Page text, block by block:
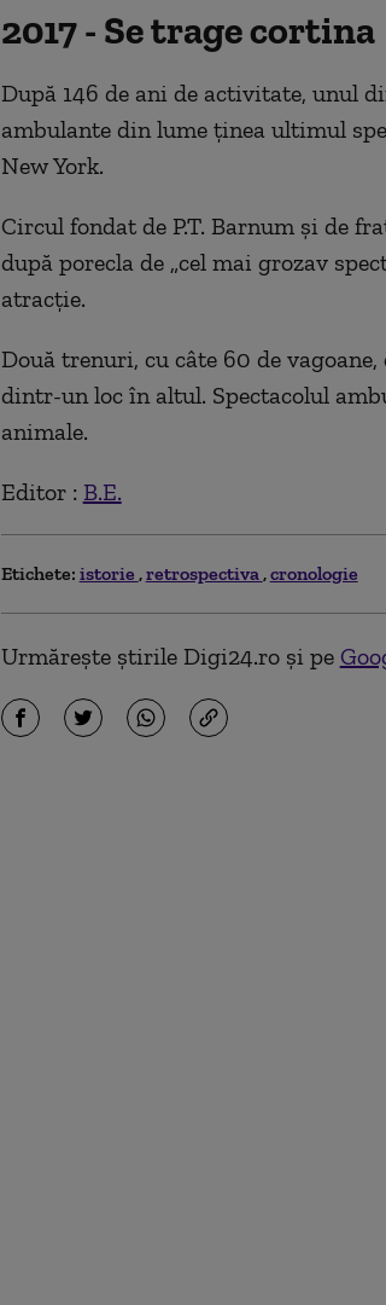
2017 - Se trage cortina
După 146 de ani de activitate, unul
ambulante din lume ținea ultimul
New York.
Circul fondat de P.T. Barnum și de
după porecla de „cel mai grozav
atracție.
Două trenuri, cu câte 60 de
dintr-un loc în altul. Spectacolul
animale.
Editor : B.E.
Etichete: istorie retrospectiva cronologie
Urmărește știrile Digi24.ro și pe